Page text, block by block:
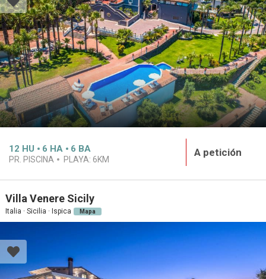
12 HU 6 HA 6 BA
PR. PISCINA PLAYA: 6KM
A petición
Villa Venere Sicily
Italia · Sicilia · Ispica Mapa